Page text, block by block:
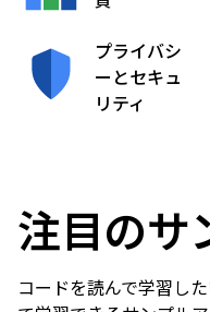
プライバシ
ーとセキュ
リティ
注目のサ
コードを読んで学習し